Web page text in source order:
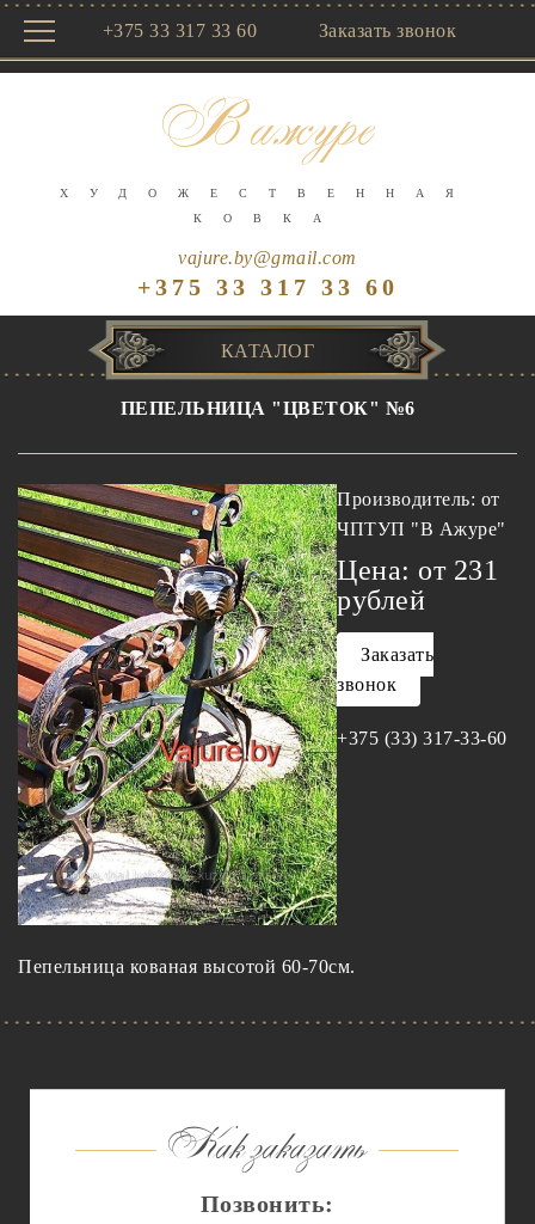
+375 33 317 33 60 Заказать звонок
В ажуре
ХУДОЖЕСТВЕННАЯ
КОВКА
vajure.by@gmail.com
+375 33 317 33 60
КАТАЛОГ
ПЕПЕЛЬНИЦА "ЦВЕТОК" №6
Производитель: от
ЧПТУП "В Ажуре"
Цена: от 231
рублей
Заказать
звонок
+375 (33) 317-33-60
Пепельница кованая высотой 60-70см.
Как заказать
Позвонить: